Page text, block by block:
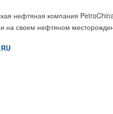
нефтяная компания
на своем нефтяном
фитинги